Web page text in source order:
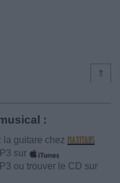
⇑
:
la guitare chez
sur
ou trouver le CD sur